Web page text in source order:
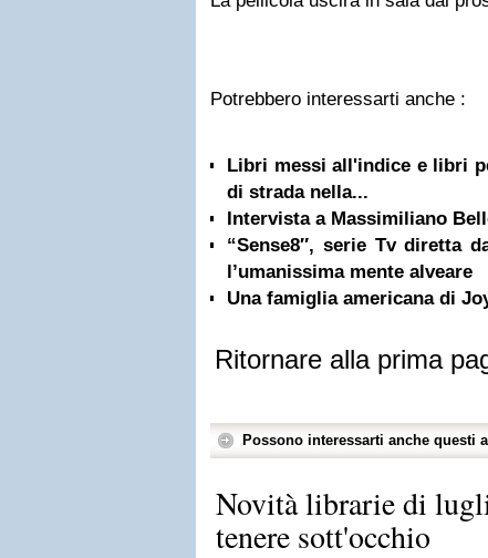
Potrebbero interessarti anche :
Libri messi all'indice e libri
di strada nella...
Intervista a Massimiliano
“Sense8″, serie Tv diretta
l’umanissima mente alveare
Una famiglia americana di
Ritornare alla prima
Possono interessarti anche questi
Novità librarie di
tenere sott'occhio